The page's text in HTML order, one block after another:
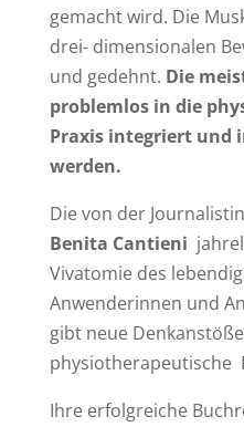
gemacht wird. Die
drei- dimensionalen
und gedehnt. Die
problemlos in die
Praxis integriert und
werden.
Die von der
Benita Cantieni
Vivatomie des
Anwenderinnen und
gibt neue
physiotherapeutische
Ihre erfolgreiche